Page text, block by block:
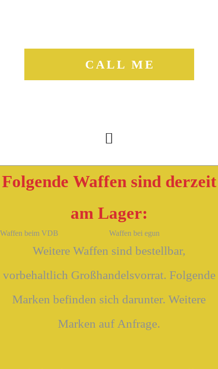
CALL ME
Folgende Waffen sind derzeit
am Lager:
Waffen beim VDB Waffen bei egun
Weitere Waffen sind bestellbar,
vorbehaltlich Großhandelsvorrat. Folgende
Marken befinden sich darunter. Weitere
Marken auf Anfrage.